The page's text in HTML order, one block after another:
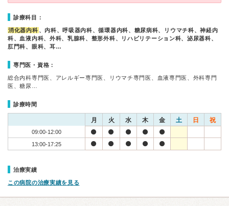
診療科目：
消化器内科 、内科、呼吸器内科、循環器内科、糖尿病科、リウマチ科、神経内
科、血液内科、外科、乳腺科、整形外科、リハビリテーション科、泌尿器科、
肛門科、眼科、耳…
専門医・資格：
総合内科専門医、アレルギー専門医、リウマチ専門医、血液専門医、外科専門
医、糖尿…
診療時間
月 火 水 木 金 土 日 祝
09:00-12:00
13:00-17:25
治療実績
この病院の治療実績を見る